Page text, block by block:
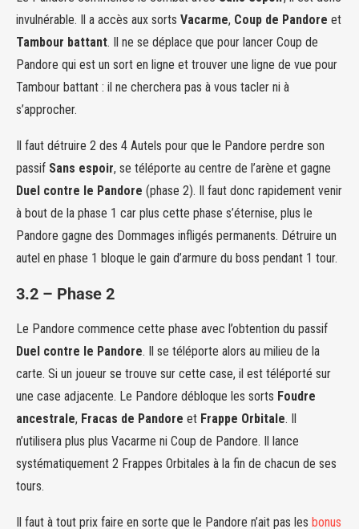
invulnérable. Il a accès aux sorts Vacarme, Coup de Pandore et
Tambour battant. Il ne se déplace que pour lancer Coup de
Pandore qui est un sort en ligne et trouver une ligne de vue pour
Tambour battant : il ne cherchera pas à vous tacler ni à
s’approcher.
Il faut détruire 2 des 4 Autels pour que le Pandore perdre son
passif Sans espoir, se téléporte au centre de l’arène et gagne
Duel contre le Pandore (phase 2). Il faut donc rapidement venir
à bout de la phase 1 car plus cette phase s’éternise, plus le
Pandore gagne des Dommages infligés permanents. Détruire un
autel en phase 1 bloque le gain d’armure du boss pendant 1 tour.
3.2 – Phase 2
Le Pandore commence cette phase avec l’obtention du passif
Duel contre le Pandore. Il se téléporte alors au milieu de la
carte. Si un joueur se trouve sur cette case, il est téléporté sur
une case adjacente. Le Pandore débloque les sorts Foudre
ancestrale, Fracas de Pandore et Frappe Orbitale. Il
n’utilisera plus plus Vacarme ni Coup de Pandore. Il lance
systématiquement 2 Frappes Orbitales à la fin de chacun de ses
tours.
Il faut à tout prix faire en sorte que le Pandore n’ait pas les bonus